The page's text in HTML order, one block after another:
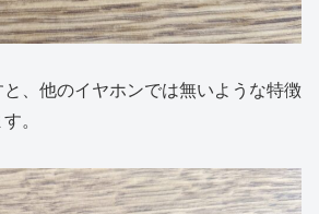
、他のイヤホンでは無いような特徴
。